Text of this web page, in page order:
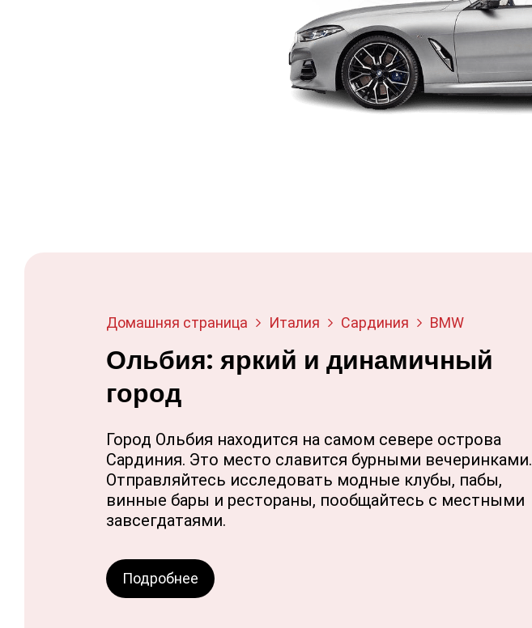
Домашняя страница Италия Сардиния BMW
Ольбия: яркий и динамичный
город
Город Ольбия находится на самом севере острова
Сардиния. Это место славится бурными вечеринками.
Отправляйтесь исследовать модные клубы, пабы,
винные бары и рестораны, пообщайтесь с местными
завсегдатаями.
Подробнее